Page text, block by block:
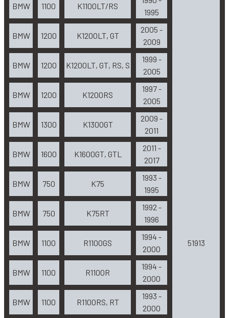
BMW 1100 K1100LT/RS
1995
51913
BMW 1200 K1200LT, GT
2005 -
2009
BMW 1200 K1200LT, GT, RS, S
1999 -
2005
BMW 1200 K1200RS
1997 -
2005
BMW 1300 K1300GT
2009 -
2011
BMW 1600 K1600GT, GTL
2011 -
2017
BMW 750 K75
1993 -
1995
BMW 750 K75RT
1992 -
1996
BMW 1100 R1100GS
1994 -
2000
BMW 1100 R1100R
1994 -
2000
BMW 1100 R1100RS, RT
1993 -
2000